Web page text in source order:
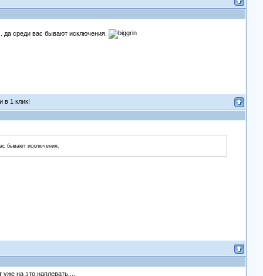
да среди вас бывают исключения.
в 1 клик!
бывают исключения.
на это наплевать....